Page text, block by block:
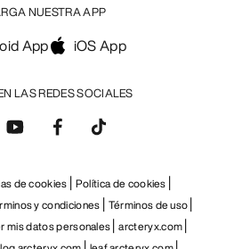
LAS REDES SOCIALES
NUESTRA APP
App iOS App
de cookies Política de cookies
y condiciones Términos de uso
mis datos personales arcteryx.com